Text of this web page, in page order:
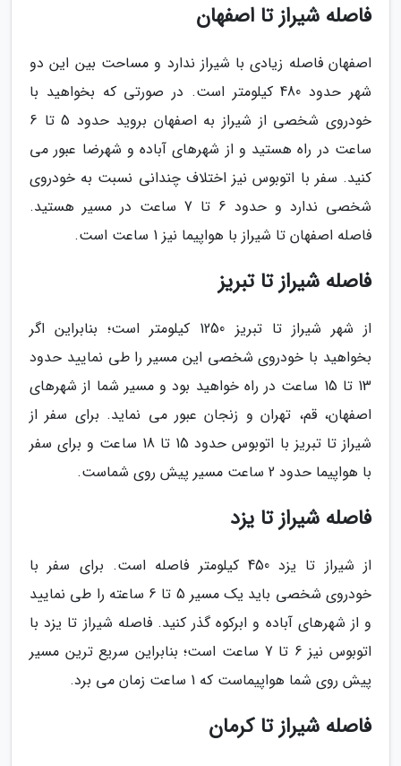
فاصله شیراز تا اصفهان
اصفهان فاصله زیادی با شیراز ندارد و مساحت بین این دو
شهر حدود 480 کیلومتر است. در صورتی که بخواهید با
خودروی شخصی از شیراز به اصفهان بروید حدود 5 تا 6
ساعت در راه هستید و از شهرهای آباده و شهرضا عبور می
کنید. سفر با اتوبوس نیز اختلاف چندانی نسبت به خودروی
شخصی ندارد و حدود 6 تا 7 ساعت در مسیر هستید.
فاصله اصفهان تا شیراز با هواپیما نیز 1 ساعت است.
فاصله شیراز تا تبریز
از شهر شیراز تا تبریز 1250 کیلومتر است؛ بنابراین اگر
بخواهید با خودروی شخصی این مسیر را طی نمایید حدود
13 تا 15 ساعت در راه خواهید بود و مسیر شما از شهرهای
اصفهان، قم، تهران و زنجان عبور می نماید. برای سفر از
شیراز تا تبریز با اتوبوس حدود 15 تا 18 ساعت و برای سفر
با هواپیما حدود 2 ساعت مسیر پیش روی شماست.
فاصله شیراز تا یزد
از شیراز تا یزد 450 کیلومتر فاصله است. برای سفر با
خودروی شخصی باید یک مسیر 5 تا 6 ساعته را طی نمایید
و از شهرهای آباده و ابرکوه گذر کنید. فاصله شیراز تا یزد با
اتوبوس نیز 6 تا 7 ساعت است؛ بنابراین سریع ترین مسیر
پیش روی شما هواپیماست که 1 ساعت زمان می برد.
فاصله شیراز تا کرمان